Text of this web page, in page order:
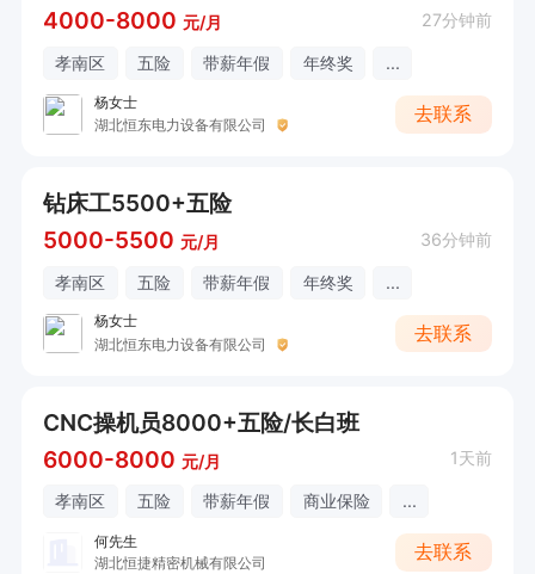
4000-8000 元/月 27分钟前
孝南区 五险 带薪年假 年终奖 ...
杨女士
湖北恒东电力设备有限公司
去联系
钻床工5500+五险
5000-5500 元/月 36分钟前
孝南区 五险 带薪年假 年终奖 ...
杨女士
湖北恒东电力设备有限公司
去联系
CNC操机员8000+五险/长白班
6000-8000 元/月 1天前
孝南区 五险 带薪年假 商业保险 ...
何先生
湖北恒捷精密机械有限公司
去联系